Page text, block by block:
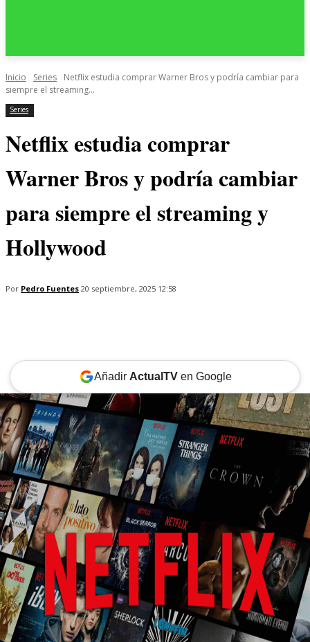
Inicio Series
Netflix estudia comprar Warner Bros y podría cambiar para
siempre el streaming...
Series
Netflix estudia comprar
Warner Bros y podría cambiar
para siempre el streaming y
Hollywood
Por Pedro Fuentes 20 septiembre, 2025 12:58
Añadir ActualTVen Google